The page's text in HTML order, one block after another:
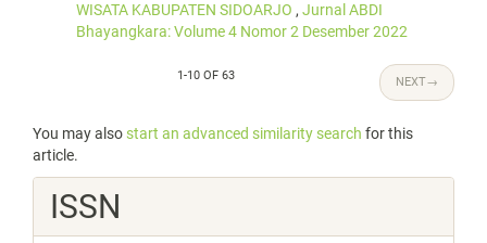
WISATA KABUPATEN SIDOARJO , Jurnal ABDI
Bhayangkara: Volume 4 Nomor 2 Desember 2022
1-10 OF 63 NEXT→
You may also start an advanced similarity search for this
article.
ISSN